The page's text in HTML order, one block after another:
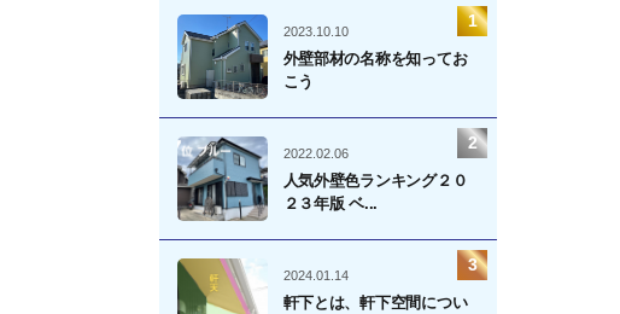
2023.10.10
外壁部材の名称を知ってお
こう
2022.02.06
人気外壁色ランキング２０
２３年版 ベ...
2024.01.14
軒下とは、軒下空間につい